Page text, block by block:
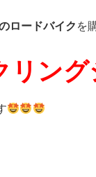
ロードバイク を
リング